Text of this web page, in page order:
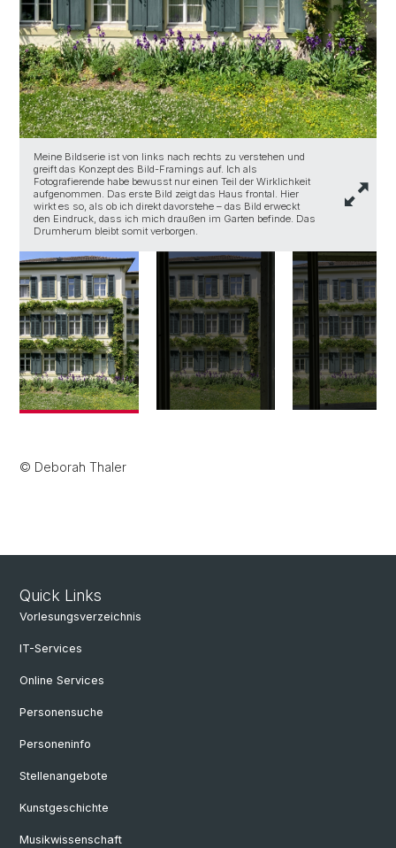
Meine Bildserie ist von links nach rechts zu verstehen und
greift das Konzept des Bild-Framings auf. Ich als
Fotografierende habe bewusst nur einen Teil der Wirklichkeit
aufgenommen. Das erste Bild zeigt das Haus frontal. Hier
wirkt es so, als ob ich direkt davorstehe – das Bild erweckt
den Eindruck, dass ich mich draußen im Garten befinde. Das
Drumherum bleibt somit verborgen.
© Deborah Thaler
Quick Links
Vorlesungsverzeichnis
IT-Services
Online Services
Personensuche
Personeninfo
Stellenangebote
Kunstgeschichte
Musikwissenschaft